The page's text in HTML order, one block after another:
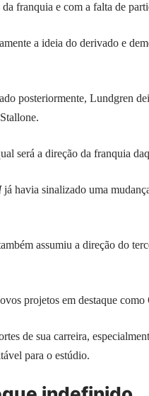
franquia e com a falta de
a ideia do derivado e
posteriormente, Lundgren
será a direção da franquia
já havia sinalizado uma
assumiu a direção do
projetos em destaque
de sua carreira,
para o estúdio.